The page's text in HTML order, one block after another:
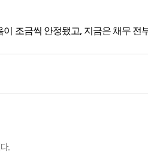
조금씩 안정됐고, 지금은 채무
.